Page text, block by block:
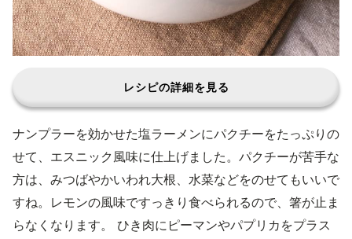
レシピの詳細を見る
ナンプラーを効かせた塩ラーメンにパクチーをたっぷりの
せて、エスニック風味に仕上げました。パクチーが苦手な
方は、みつばやかいわれ大根、水菜などをのせてもいいで
すね。レモンの風味ですっきり食べられるので、箸が止ま
らなくなります。 ひき肉にピーマンやパプリカをプラス